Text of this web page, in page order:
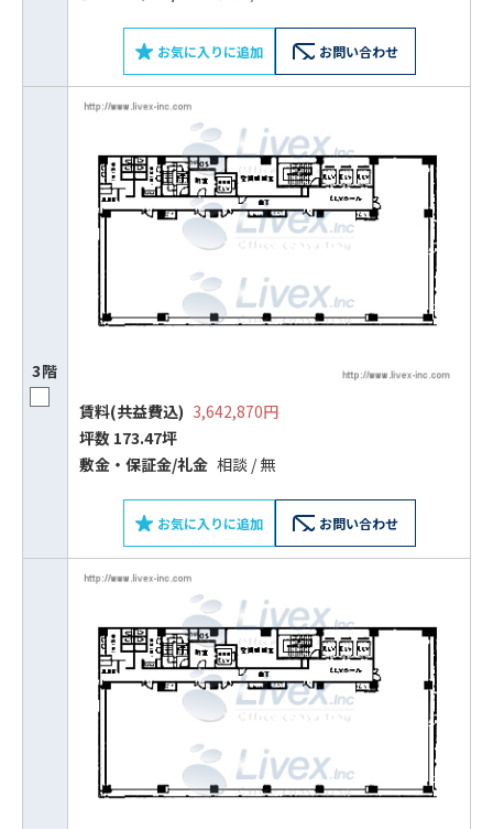
お気に入りに追加 お問い合わせ
3階
賃料(共益費込) 3,642,870円
坪数 173.47坪
敷⾦‧保証⾦/礼⾦ 相談 / 無
お気に入りに追加 お問い合わせ